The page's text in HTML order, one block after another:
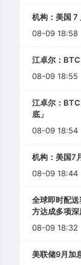
机构：美国 7
08-09 18:58
江卓尔：
08-09 18:55
江卓尔：
底」
08-09 18:54
机构：美国7
08-09 18:44
全球即时配
方达成多项
08-09 18:32
美联储9月加